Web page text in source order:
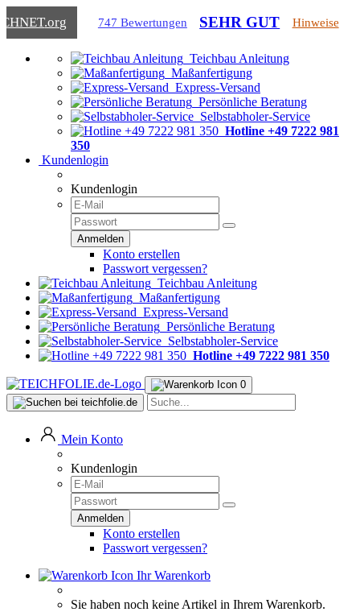
.org 747 Bewertungen SEHR GUT Hinweise
Teichbau Anleitung
Maßanfertigung
Express-Versand
Persönliche Beratung
Selbstabholer-Service
Hotline +49 7222 981
350
Kundenlogin
Kundenlogin
Konto erstellen
Passwort vergessen?
Teichbau Anleitung
Maßanfertigung
Express-Versand
Persönliche Beratung
Selbstabholer-Service
Hotline +49 7222 981 350
0
Mein Konto
Kundenlogin
Konto erstellen
Passwort vergessen?
Ihr Warenkorb
Sie haben noch keine Artikel in Ihrem Warenkorb.